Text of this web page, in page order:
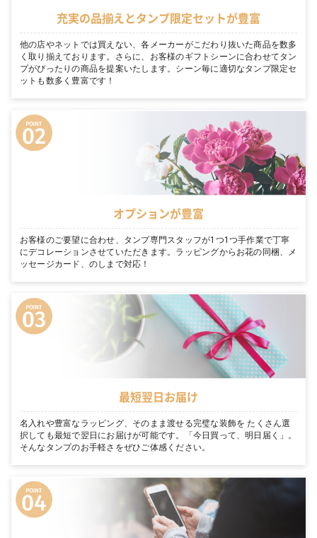
充実の品揃えとタンプ限定セットが豊富
他の店やネットでは買えない、各メーカーがこだわり抜いた商品を数多
く取り揃えております。さらに、お客様のギフトシーンに合わせてタン
プがぴったりの商品を提案いたします。シーン毎に適切なタンプ限定セ
ットも数多く豊富です！
オプションが豊富
お客様のご要望に合わせ、タンプ専門スタッフが1つ1つ手作業で丁寧
にデコレーションさせていただきます。ラッピングからお花の同梱、メ
ッセージカード、のしまで対応！
最短翌日お届け
名入れや豊富なラッピング、そのまま渡せる完璧な装飾を たくさん選
択しても最短で翌日にお届けが可能です。「今日買って、明日届く」。
そんなタンプのお手軽さをぜひご体感ください。